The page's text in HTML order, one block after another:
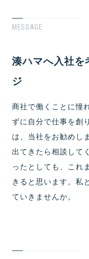
MESSAGE
湊ハマへ入社を
ジ
商社で働くことに憧
ずに自分で仕事を創
は、当社をお勧めし
出てきたら相談して
ったとしても、これ
きると思います。私
ていきませんか。